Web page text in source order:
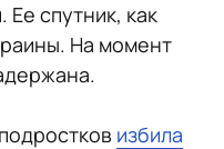
Ее спутник, как
На момент
избила